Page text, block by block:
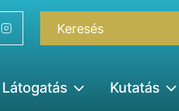
Látogatás Kutatás